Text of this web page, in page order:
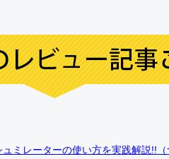
ミレーターの使い方を実践解説!!